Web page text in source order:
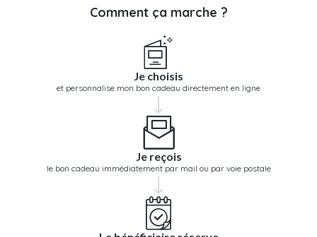
Comment ça marche ?
Je choisis
et personnalise mon bon cadeau directement en ligne
Je reçois
le bon cadeau immédiatement par mail ou par voie postale